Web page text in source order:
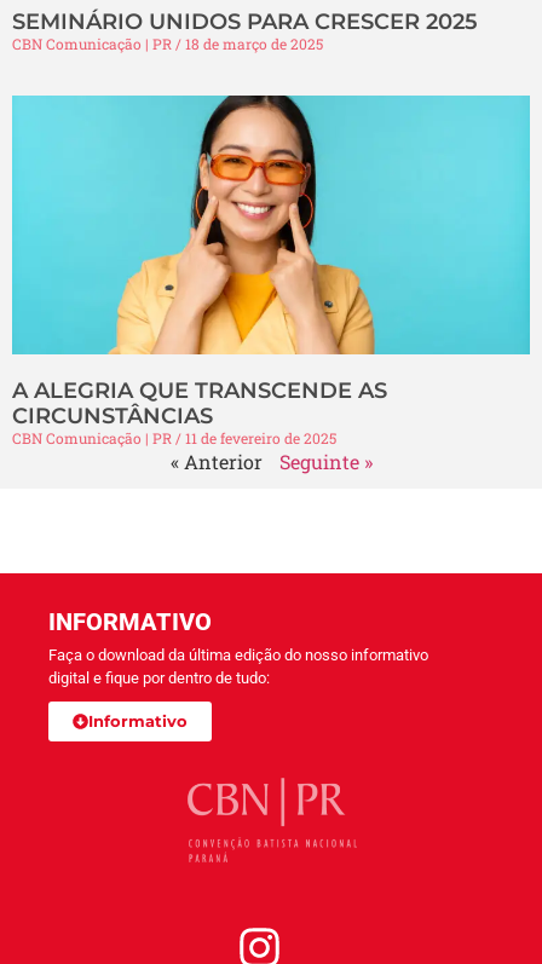
SEMINÁRIO UNIDOS PARA CRESCER 2025
CBN Comunicação | PR 18 de março de 2025
A ALEGRIA QUE TRANSCENDE AS
CIRCUNSTÂNCIAS
CBN Comunicação | PR 11 de fevereiro de 2025
« Anterior Seguinte »
INFORMATIVO
Faça o download da última edição do nosso informativo
digital e fique por dentro de tudo:
Informativo